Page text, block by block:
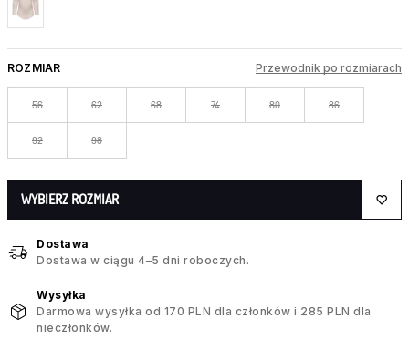
ROZMIAR Przewodnik po rozmiarach
56 62 68 74 80 86
92 98
WYBIERZ ROZMIAR
Dostawa
Dostawa w ciągu 4–5 dni roboczych.
Wysyłka
Darmowa wysyłka od 170 PLN dla członków i 285 PLN dla
nieczłonków.